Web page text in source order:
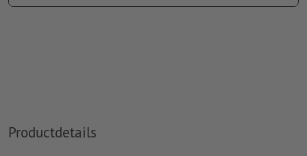
kleurwaarde: naar keuze
Meer informatie en tips over
Productdetails